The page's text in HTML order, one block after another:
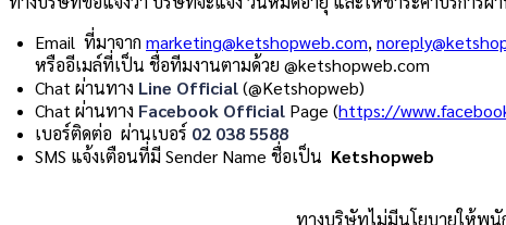
Email ที่มาจาก marketing@ketshopweb.com,
หรืออีเมล์ที่เป็น ชื่อทีมงานตามด้วย @ketshopweb.com
Chat ผ่านทาง Line Official(@Ketshopweb)
Chat ผ่านทาง Facebook Official Page (https://
เบอร์ติดต่อ ผ่านเบอร์ 02 038 5588
SMS แจ้งเตือนที่มี Sender Name ชื่อเป็น Ketshopweb
ทางบริษัทไม่มีนโยบายให้พนั